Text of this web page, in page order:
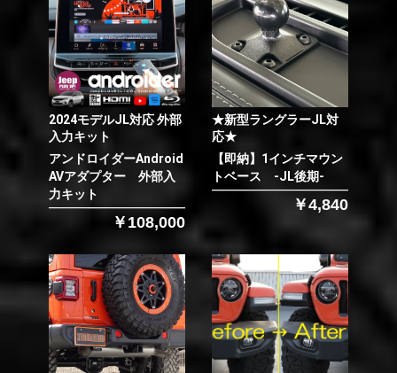
2024モデルJL対応 外部
入力キット
アンドロイダーAndroid
AVアダプター 外部入
力キット
￥108,000
★新型ラングラーJL対
応★
【即納】1インチマウン
トベース -JL後期-
￥4,840